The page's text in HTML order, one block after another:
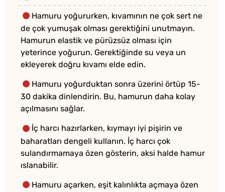
Hamuru yoğururken, kıvamının ne çok sert ne
de çok yumuşak olması gerektiğini unutmayın.
Hamurun elastik ve pürüzsüz olması için
yeterince yoğurun. Gerektiğinde su veya un
ekleyerek doğru kıvamı elde edin.
Hamuru yoğurduktan sonra üzerini örtüp 15-
30 dakika dinlendirin. Bu, hamurun daha kolay
açılmasını sağlar.
İç harcı hazırlarken, kıymayı iyi pişirin ve
baharatları dengeli kullanın. İç harcı çok
sulandırmamaya özen gösterin, aksi halde hamur
ıslanabilir.
Hamuru açarken, eşit kalınlıkta açmaya özen